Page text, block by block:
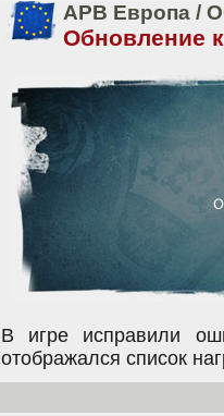
APB Европа /
Обновление
В игре исправили
отображался список